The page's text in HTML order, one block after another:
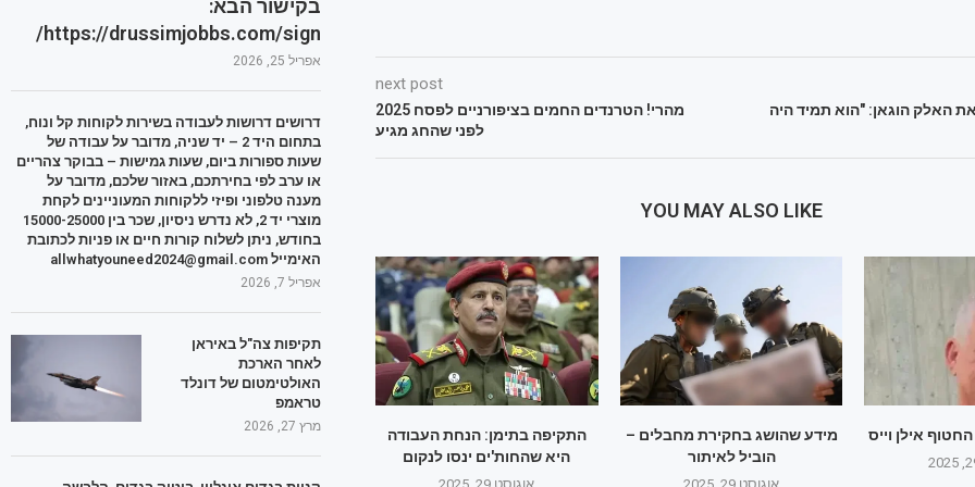
האלק הוגאן: "הוא תמיד היה
next post
מהרי! הטרנדים החמים בציפורניים לפסח 2025
לפני שהחג מגיע
YOU MAY ALSO LIKE
התקיפה בתימן: הנחת העבודה
היא שהחות'ים ינסו לנקום
מידע שהושג בחקירת מחבלים –
הוביל לאיתור
אילן וייס
בקישור הבא:
https://drussimjobbs.com/sign/
אפריל 25, 2026
דרושים דרושות לעבודה בשירות לקוחות קל ונוח,
בתחום היד 2 – יד שניה, מדובר על עבודה של
שעות ספורות ביום, שעות גמישות – בבוקר צהריים
או ערב לפי בחירתכם, באזור שלכם, מדובר על
מענה טלפוני ופיזי ללקוחות המעוניינים לקחת
מוצרי יד 2, לא נדרש ניסיון, שכר בין 15000-25000
בחודש, ניתן לשלוח קורות חיים או פניות לכתובת
האימייל allwhatyouneed2024@gmail.com
אפריל 7, 2026
תקיפות צה"ל באיראן
לאחר הארכת
האולטימטום של דונלד
טראמפ
מרץ 27, 2026